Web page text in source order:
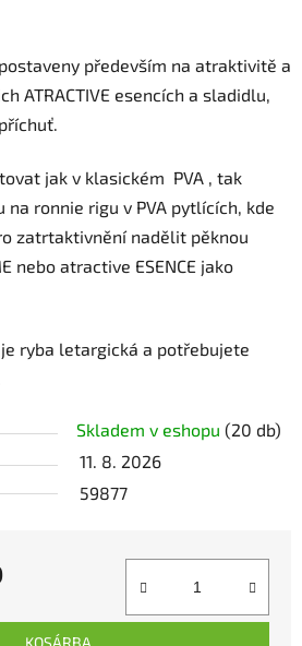
především na atraktivitě a
ATRACTIVE esencích a sladidlu,
jak v klasickém PVA , tak
na ronnie rigu v PVA pytlících, kde
zatrtaktivnění nadělit pěknou
nebo atractive ESENCE jako
ryba letargická a potřebujete
Skladem v eshopu (20 db)
11. 8. 2026
59877
KOSÁRBA